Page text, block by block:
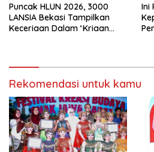
Puncak HLUN 2026, 3000
LANSIA Bekasi Tampilkan
Keceriaan Dalam ‘Kriaan
Ini
Rekomendasi untuk kamu